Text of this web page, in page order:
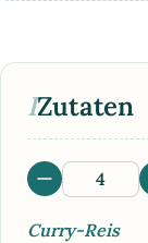
IZutaten
Curry-Reis